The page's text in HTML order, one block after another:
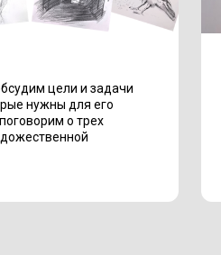
цели и задачи
нужны для его
о трех